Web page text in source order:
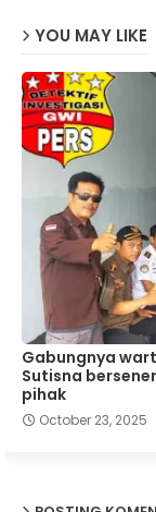
YOU MAY LIKE
Gabungnya
Sutisna
pihak
October 23, 2025